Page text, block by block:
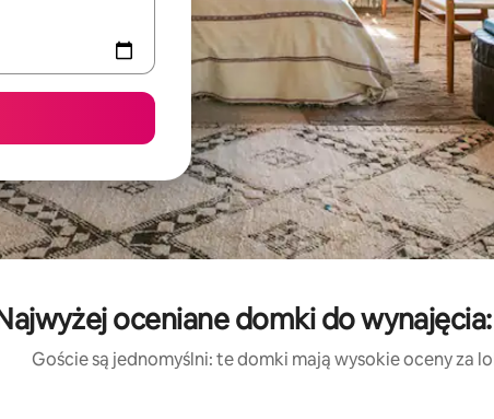
oceniane domki do
Goście są jednomyślni: te domki mają wysokie oceny za